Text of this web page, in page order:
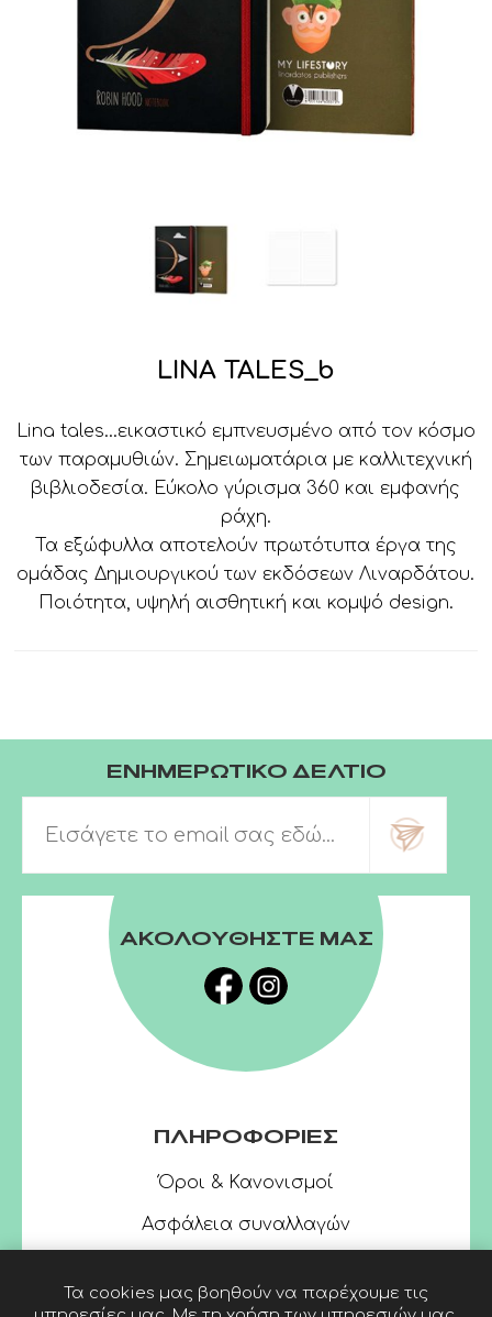
LINA TALES_b
Lina tales…εικαστικό εμπνευσμένο από τον κόσμο
των παραμυθιών. Σημειωματάρια με καλλιτεχνική
βιβλιοδεσία. Εύκολο γύρισμα 360 και εμφανής
ράχη.
Τα εξώφυλλα αποτελούν πρωτότυπα έργα της
ομάδας Δημιουργικού των εκδόσεων Λιναρδάτου.
Ποιότητα, υψηλή αισθητική και κομψό design.
ΕΝΗΜΕΡΩΤΙΚΟ ΔΕΛΤΙΟ
ΑΚΟΛΟΥΘΗΣΤΕ ΜΑΣ
ΠΛΗΡΟΦΟΡΙΕΣ
Όροι & Κανονισμοί
Ασφάλεια συναλλαγών
Τα cookies μας βοηθούν να παρέχουμε τις